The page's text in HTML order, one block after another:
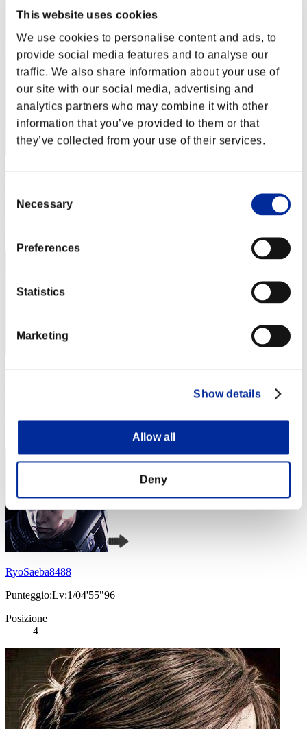
This website uses cookies
We use cookies to personalise content and ads, to
provide social media features and to analyse our
traffic. We also share information about your use of
our site with our social media, advertising and
analytics partners who may combine it with other
information that you’ve provided to them or that
they’ve collected from your use of their services.
Selection
Necessary
Preferences
Statistics
Marketing
Show details
Allow all
Deny
╬Dark9-Dragon-Red╬ †ROMA-ITALIA†
Punteggio:Lv:1/04'06"50
JesseJames0584
Posizione
RyoSaeba8488
Punteggio:Lv:1/04'55"96
Posizione
4